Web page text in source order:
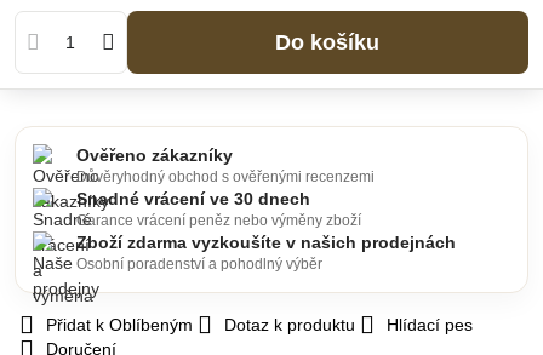
Do košíku
Přidat k Oblíbeným Dotaz k produktu
Hlídací pes
Doručení
Ověřeno zákazníky
Důvěryhodný obchod s ověřenými recenzemi
Snadné vrácení ve 30 dnech
Garance vrácení peněz nebo výměny zboží
Zboží zdarma vyzkoušíte v našich prodejnách
Osobní poradenství a pohodlný výběr